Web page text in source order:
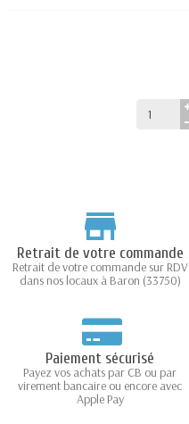
Retrait de votre commande
Retrait de votre commande sur RDV
dans nos locaux à Baron (33750)
Paiement sécurisé
Payez vos achats par CB ou par
virement bancaire ou encore avec
Apple Pay